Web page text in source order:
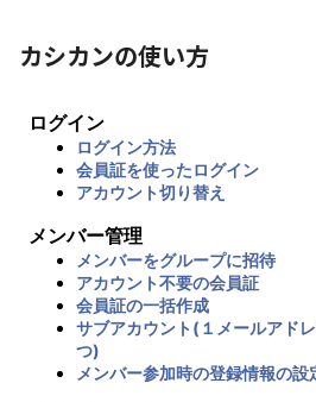
カシカンの使い方
ログイン
ログイン方法
会員証を使ったログイン
アカウント切り替え
メンバー管理
メンバーをグループに招待
アカウント不要の会員証
会員証の一括作成
サブアカウント(１メールアド
つ)
メンバー参加時の登録情報の設